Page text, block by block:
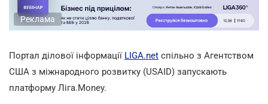
Реклама
Портал ділової інформації LIGA.net спільно з Агентством
США з міжнародного розвитку (USAID) запускають
платформу Ліга.Money.